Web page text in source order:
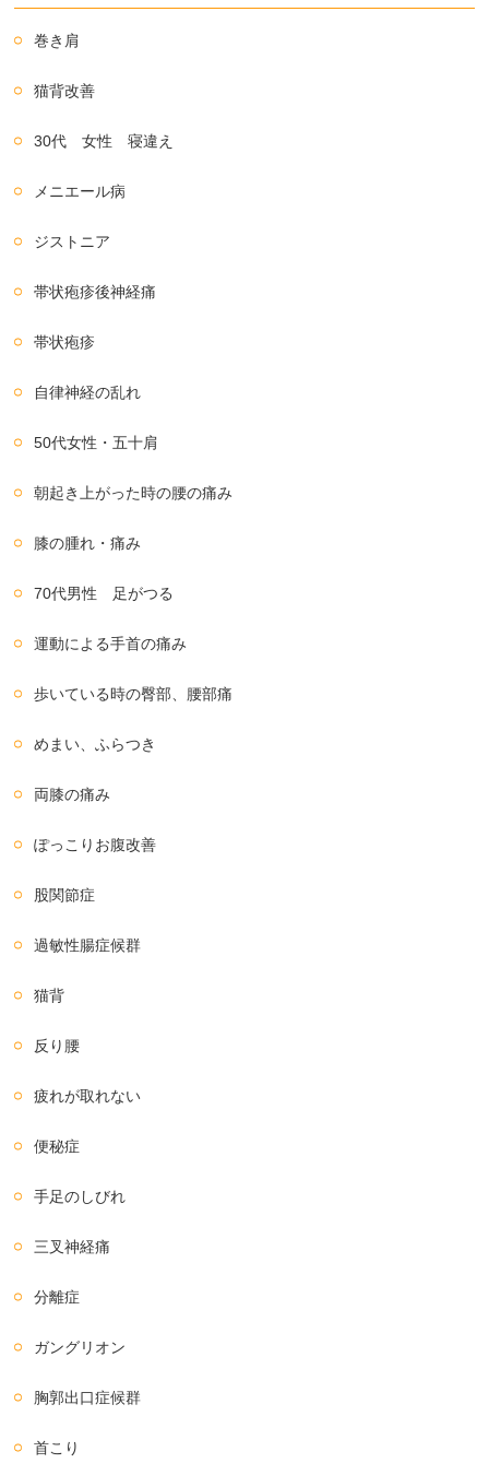
巻き肩
猫背改善
30代 女性 寝違え
メニエール病
ジストニア
帯状疱疹後神経痛
帯状疱疹
自律神経の乱れ
50代女性・五十肩
朝起き上がった時の腰の痛み
膝の腫れ・痛み
70代男性 足がつる
運動による手首の痛み
歩いている時の臀部、腰部痛
めまい、ふらつき
両膝の痛み
ぽっこりお腹改善
股関節症
過敏性腸症候群
猫背
反り腰
疲れが取れない
便秘症
手足のしびれ
三叉神経痛
分離症
ガングリオン
胸郭出口症候群
首こり